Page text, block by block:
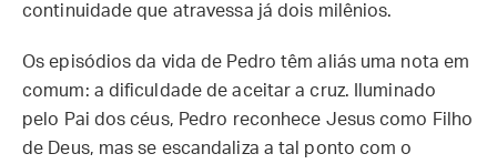
continuidade que atravessa já dois milênios.
Os episódios da vida de Pedro têm aliás uma nota em
comum: a dificuldade de aceitar a cruz. Iluminado
pelo Pai dos céus, Pedro reconhece Jesus como Filho
de Deus, mas se escandaliza a tal ponto com o